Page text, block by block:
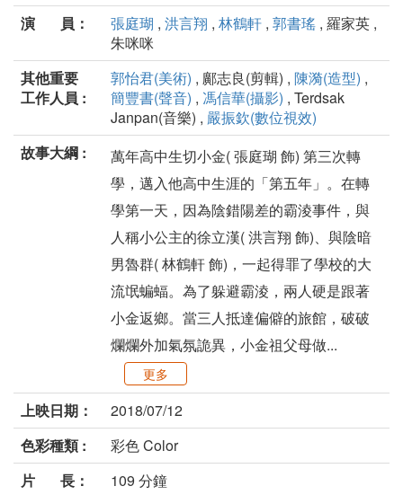
演 員：
張庭瑚 , 洪言翔 , 林鶴軒 , 郭書瑤 , 羅家英 ,
朱咪咪
其他重要
工作人員 :
郭怡君(美術) , 鄺志良(剪輯) , 陳漪(造型) ,
簡豐書(聲音) , 馮信華(攝影) , Terdsak
Janpan(音樂) , 嚴振欽(數位視效)
故事大綱 :
萬年高中生切小金( 張庭瑚 飾) 第三次轉
學，邁入他高中生涯的「第五年」。在轉
學第一天，因為陰錯陽差的霸淩事件，與
人稱小公主的徐立漢( 洪言翔 飾)、與陰暗
男魯群( 林鶴軒 飾)，一起得罪了學校的大
流氓蝙蝠。為了躲避霸淩，兩人硬是跟著
小金返鄉。當三人抵達偏僻的旅館，破破
爛爛外加氣氛詭異，小金祖父母做...
更多
上映日期：
2018/07/12
色彩種類 :
彩色 Color
片 長：
109 分鐘